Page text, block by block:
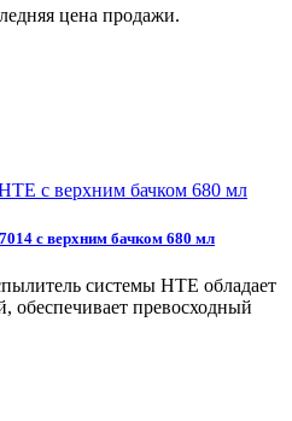
цена продажи.
с верхним бачком 680 мл
системы HTE обладает
обеспечивает превосходный